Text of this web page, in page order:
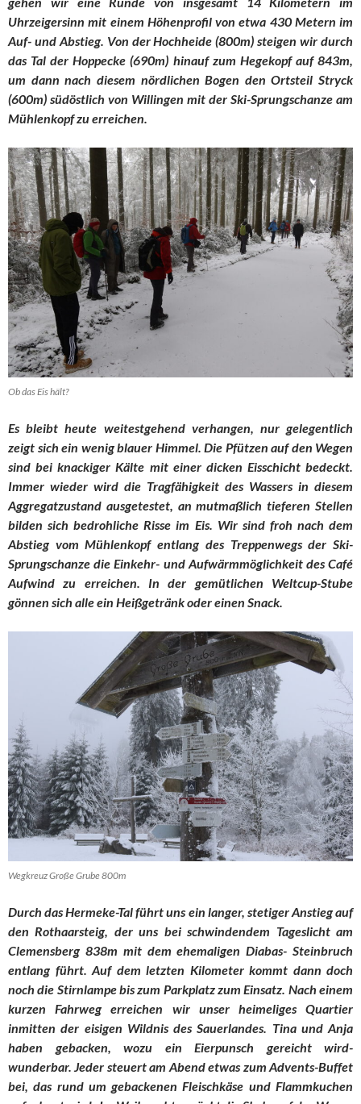
Uhrzeigersinn mit einem Höhenprofil von etwa 430 Metern im
Auf- und Abstieg. Von der Hochheide (800m) steigen wir durch
das Tal der Hoppecke (690m) hinauf zum Hegekopf auf 843m,
um dann nach diesem nördlichen Bogen den Ortsteil Stryck
(600m) südöstlich von Willingen mit der Ski-Sprungschanze am
Mühlenkopf zu erreichen.
Ob das Eis hält?
Es bleibt heute weitestgehend verhangen, nur gelegentlich
zeigt sich ein wenig blauer Himmel. Die Pfützen auf den Wegen
sind bei knackiger Kälte mit einer dicken Eisschicht bedeckt.
Immer wieder wird die Tragfähigkeit des Wassers in diesem
Aggregatzustand ausgetestet, an mutmaßlich tieferen Stellen
bilden sich bedrohliche Risse im Eis. Wir sind froh nach dem
Abstieg vom Mühlenkopf entlang des Treppenwegs der Ski-
Sprungschanze die Einkehr- und Aufwärmmöglichkeit des Café
Aufwind zu erreichen. In der gemütlichen Weltcup-Stube
gönnen sich alle ein Heißgetränk oder einen Snack.
Wegkreuz Große Grube 800m
Durch das Hermeke-Tal führt uns ein langer, stetiger Anstieg auf
den Rothaarsteig, der uns bei schwindendem Tageslicht am
Clemensberg 838m mit dem ehemaligen Diabas- Steinbruch
entlang führt. Auf dem letzten Kilometer kommt dann doch
noch die Stirnlampe bis zum Parkplatz zum Einsatz. Nach einem
kurzen Fahrweg erreichen wir unser heimeliges Quartier
inmitten der eisigen Wildnis des Sauerlandes. Tina und Anja
haben gebacken, wozu ein Eierpunsch gereicht wird-
wunderbar. Jeder steuert am Abend etwas zum Advents-Buffet
bei, das rund um gebackenen Fleischkäse und Flammkuchen